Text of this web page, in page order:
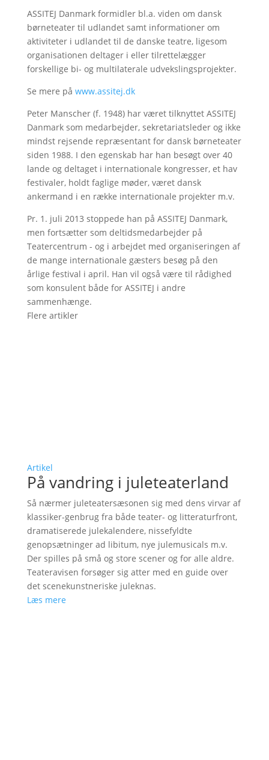
ASSITEJ Danmark formidler bl.a. viden om dansk
børneteater til udlandet samt informationer om
aktiviteter i udlandet til de danske teatre, ligesom
organisationen deltager i eller tilrettelægger
forskellige bi- og multilaterale udvekslingsprojekter.
Se mere på www.assitej.dk
Peter Manscher (f. 1948) har været tilknyttet ASSITEJ
Danmark som medarbejder, sekretariatsleder og ikke
mindst rejsende repræsentant for dansk børneteater
siden 1988. I den egenskab har han besøgt over 40
lande og deltaget i internationale kongresser, et hav
festivaler, holdt faglige møder, været dansk
ankermand i en række internationale projekter m.v.
Pr. 1. juli 2013 stoppede han på ASSITEJ Danmark,
men fortsætter som deltidsmedarbejder på
Teatercentrum - og i arbejdet med organiseringen af
de mange internationale gæsters besøg på den
årlige festival i april. Han vil også være til rådighed
som konsulent både for ASSITEJ i andre
sammenhænge.
Flere artikler
Artikel
På vandring i juleteaterland
Så nærmer juleteatersæsonen sig med dens virvar af
klassiker-genbrug fra både teater- og litteraturfront,
dramatiserede julekalendere, nissefyldte
genopsætninger ad libitum, nye julemusicals m.v.
Der spilles på små og store scener og for alle aldre.
Teateravisen forsøger sig atter med en guide over
det scenekunstneriske juleknas.
Læs mere